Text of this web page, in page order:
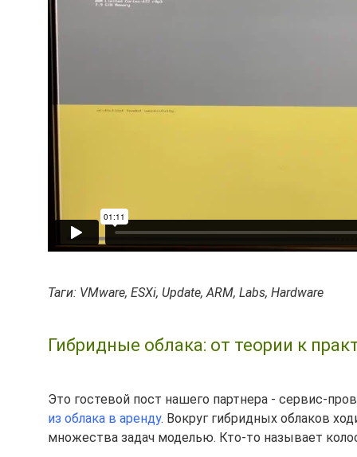
Таги: VMware, ESXi, Update, ARM, Labs, Hardware
Гибридные облака: от теории к
Это гостевой пост нашего партнера - сервис-
из облака в аренду. Вокруг гибридных облаков
множества задач моделью. Кто-то называет